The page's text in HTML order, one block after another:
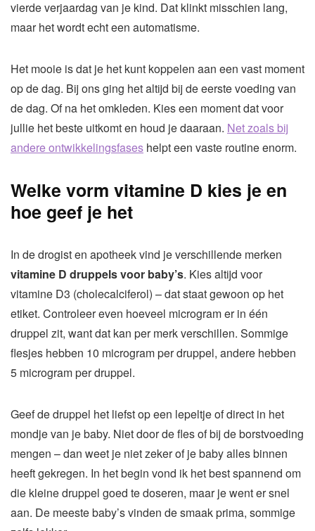
vierde verjaardag van je kind. Dat klinkt misschien lang,
maar het wordt echt een automatisme.
Het mooie is dat je het kunt koppelen aan een vast moment
op de dag. Bij ons ging het altijd bij de eerste voeding van
de dag. Of na het omkleden. Kies een moment dat voor
jullie het beste uitkomt en houd je daaraan. Net zoals bij
andere ontwikkelingsfases helpt een vaste routine enorm.
Welke vorm vitamine D kies je en
hoe geef je het
In de drogist en apotheek vind je verschillende merken
vitamine D druppels voor baby’s. Kies altijd voor
vitamine D3 (cholecalciferol) – dat staat gewoon op het
etiket. Controleer even hoeveel microgram er in één
druppel zit, want dat kan per merk verschillen. Sommige
flesjes hebben 10 microgram per druppel, andere hebben
5 microgram per druppel.
Geef de druppel het liefst op een lepeltje of direct in het
mondje van je baby. Niet door de fles of bij de borstvoeding
mengen – dan weet je niet zeker of je baby alles binnen
heeft gekregen. In het begin vond ik het best spannend om
die kleine druppel goed te doseren, maar je went er snel
aan. De meeste baby’s vinden de smaak prima, sommige